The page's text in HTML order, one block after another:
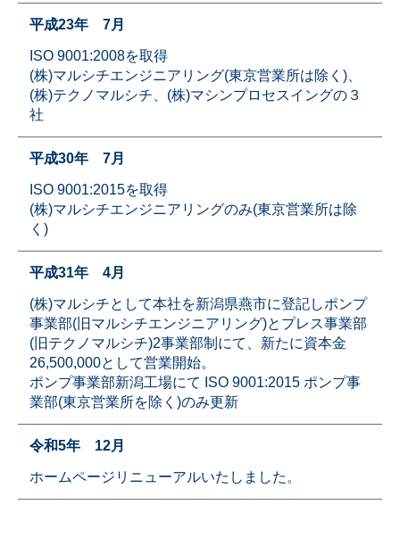
平成23年 7月
ISO 9001:2008を取得
(株)マルシチエンジニアリング(東京営業所は除く)、
(株)テクノマルシチ、(株)マシンプロセスイングの３
社
平成30年 7月
ISO 9001:2015を取得
(株)マルシチエンジニアリングのみ(東京営業所は除
く)
平成31年 4月
(株)マルシチとして本社を新潟県燕市に登記しポンプ
事業部(旧マルシチエンジニアリング)とプレス事業部
(旧テクノマルシチ)2事業部制にて、新たに資本金
26,500,000として営業開始。
ポンプ事業部新潟工場にて ISO 9001:2015 ポンプ事
業部(東京営業所を除く)のみ更新
令和5年 12月
ホームページリニューアルいたしました。